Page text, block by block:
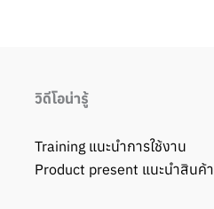
วิดีโอน่ารู้
Training แนะนำการใช้งาน
Product present แนะนำสินค้า